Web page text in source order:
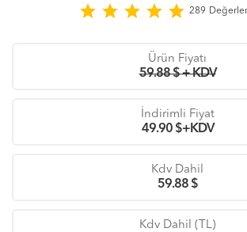
star star star star star 289
Ürün Fiyatı
59.88 $ + KDV
İndirimli Fiyat
49.90$+KDV
Kdv Dahil
59.88$
Kdv Dahil (TL)